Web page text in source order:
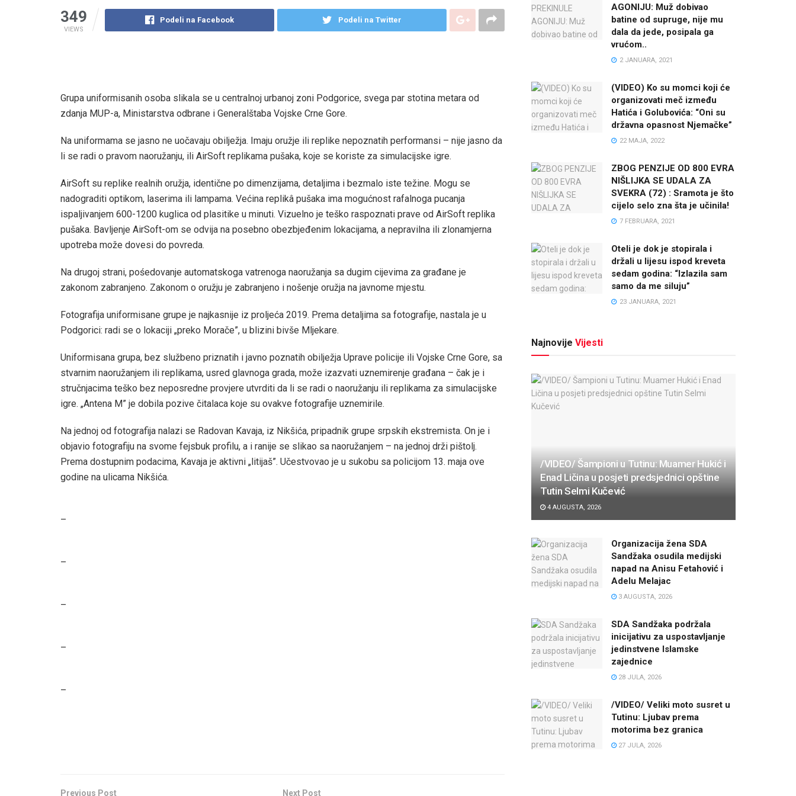
349
VIEWS
Podeli na Facebook Podeli na Twitter
Grupa uniformisanih osoba slikala se u centralnoj urbanoj zoni Podgorice, svega par stotina metara od
zdanja MUP-a, Ministarstva odbrane i Generalštaba Vojske Crne Gore.
Na uniformama se jasno ne uočavaju obilježja. Imaju oružje ili replike nepoznatih performansi – nije jasno da
li se radi o pravom naoružanju, ili AirSoft replikama pušaka, koje se koriste za simulacijske igre.
AirSoft su replike realnih oružja, identične po dimenzijama, detaljima i bezmalo iste težine. Mogu se
nadograditi optikom, laserima ili lampama. Većina replikâ pušaka ima mogućnost rafalnoga pucanja
ispaljivanjem 600-1200 kuglica od plasitike u minuti. Vizuelno je teško raspoznati prave od AirSoft replika
pušaka. Bavljenje AirSoft-om se odvija na posebno obezbjeđenim lokacijama, a nepravilna ili zlonamjerna
upotreba može dovesi do povreda.
Na drugoj strani, pośedovanje automatskoga vatrenoga naoružanja sa dugim cijevima za građane je
zakonom zabranjeno. Zakonom o oružju je zabranjeno i nošenje oružja na javnome mjestu.
Fotografija uniformisane grupe je najkasnije iz proljeća 2019. Prema detaljima sa fotografije, nastala je u
Podgorici: radi se o lokaciji „preko Morače”, u blizini bivše Mljekare.
Uniformisana grupa, bez službeno priznatih i javno poznatih obilježja Uprave policije ili Vojske Crne Gore, sa
stvarnim naoružanjem ili replikama, usred glavnoga grada, može izazvati uznemirenje građana – čak je i
stručnjacima teško bez neposredne provjere utvrditi da li se radi o naoružanju ili replikama za simulacijske
igre. „Antena M” je dobila pozive čitalaca koje su ovakve fotografije uznemirile.
Na jednoj od fotografija nalazi se Radovan Kavaja, iz Nikšića, pripadnik grupe srpskih ekstremista. On je i
objavio fotografiju na svome fejsbuk profilu, a i ranije se slikao sa naoružanjem – na jednoj drži pištolj.
Prema dostupnim podacima, Kavaja je aktivni „litijaš”. Učestvovao je u sukobu sa policijom 13. maja ove
godine na ulicama Nikšića.
–
–
–
–
–
Previous Post Next Post
AGONIJU: Muž dobivao
batine od supruge, nije mu
dala da jede, posipala ga
vrućom..
2 JANUARA, 2021
(VIDEO) Ko su momci koji će
organizovati meč između
Hatića i Golubovića: “Oni su
državna opasnost Njemačke”
22 MAJA, 2022
ZBOG PENZIJE OD 800 EVRA
NIŠLIJKA SE UDALA ZA
SVEKRA (72) : Sramota je što
cijelo selo zna šta je učinila!
7 FEBRUARA, 2021
Oteli je dok je stopirala i
držali u lijesu ispod kreveta
sedam godina: “Izlazila sam
samo da me siluju”
23 JANUARA, 2021
Najnovije Vijesti
/VIDEO/ Šampioni u Tutinu: Muamer Hukić i
Enad Ličina u posjeti predsjednici opštine
Tutin Selmi Kučević
4 AUGUSTA, 2026
Organizacija žena SDA
Sandžaka osudila medijski
napad na Anisu Fetahović i
Adelu Melajac
3 AUGUSTA, 2026
SDA Sandžaka podržala
inicijativu za uspostavljanje
jedinstvene Islamske
zajednice
28 JULA, 2026
/VIDEO/ Veliki moto susret u
Tutinu: Ljubav prema
motorima bez granica
27 JULA, 2026